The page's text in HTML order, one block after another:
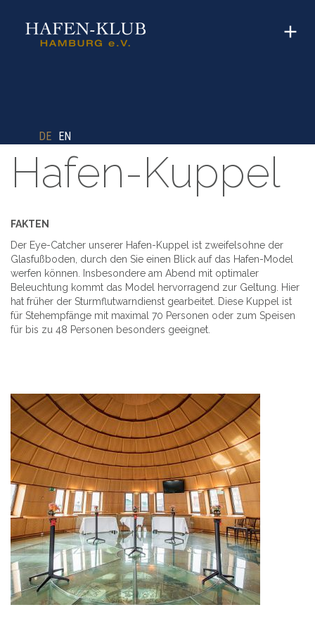
DE EN
Hafen-Kuppel
FAKTEN
Der Eye-Catcher unserer Hafen-Kuppel ist zweifelsohne der
Glasfußboden, durch den Sie einen Blick auf das Hafen-Model
werfen können. Insbesondere am Abend mit optimaler
Beleuchtung kommt das Model hervorragend zur Geltung. Hier
hat früher der Sturmflutwarndienst gearbeitet. Diese Kuppel ist
für Stehempfänge mit maximal 70 Personen oder zum Speisen
für bis zu 48 Personen besonders geeignet.